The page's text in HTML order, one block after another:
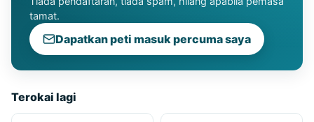
tamat.
Dapatkan peti masuk percuma saya
Terokai lagi